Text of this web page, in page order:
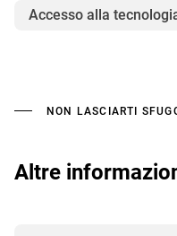
Accesso alla
NON LASCIARTI
Altre